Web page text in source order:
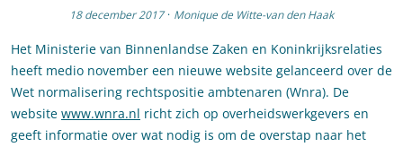
18 december 2017 · Monique de Witte-van den Haak
Het Ministerie van Binnenlandse Zaken en Koninkrijksrelaties
heeft medio november een nieuwe website gelanceerd over de
Wet normalisering rechtspositie ambtenaren (Wnra). De
website www.wnra.nl richt zich op overheidswerkgevers en
geeft informatie over wat nodig is om de overstap naar het